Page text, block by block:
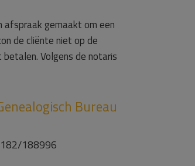
afspraak gemaakt om een
de cliënte niet op de
Volgens de notaris
Bureau
188996